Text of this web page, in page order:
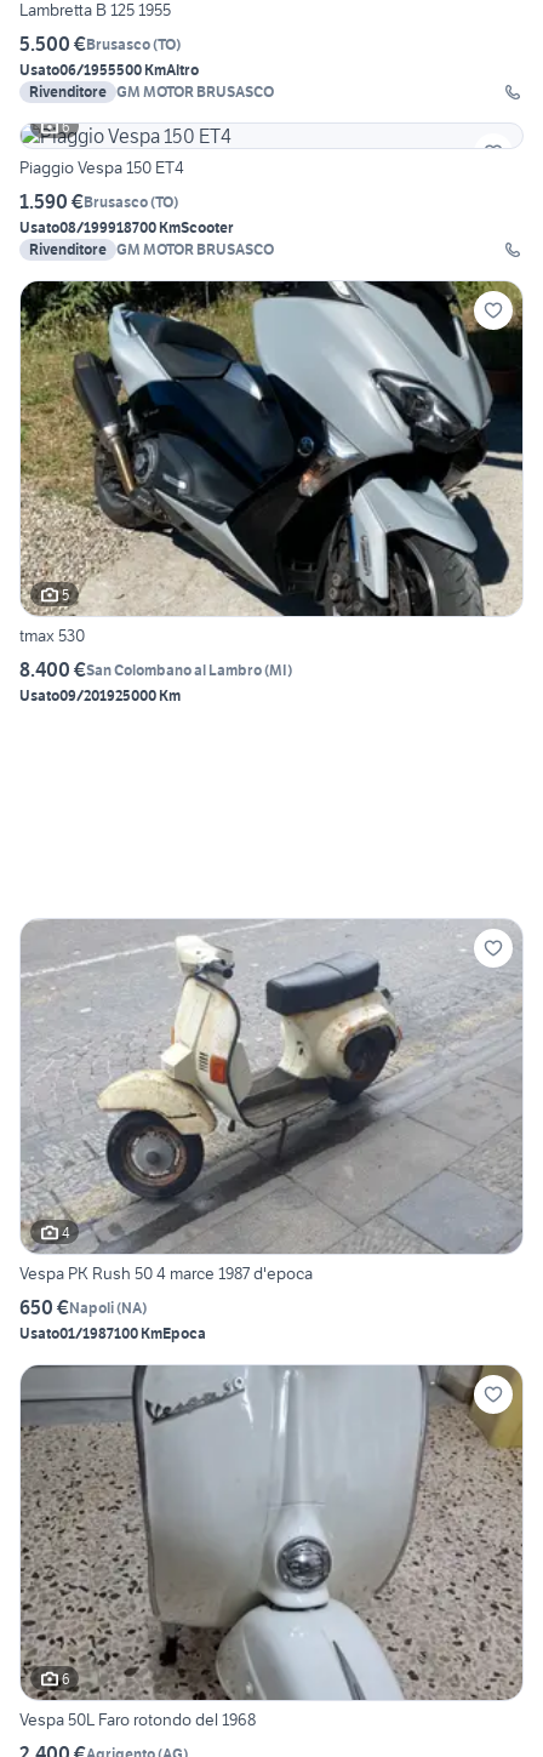
Lambretta B 125 1955
5.500 €Brusasco(TO)
Usato06/1955500 KmAltro
Rivenditore GM MOTOR BRUSASCO
6
Piaggio Vespa 150 ET4
1.590 €Brusasco(TO)
Usato08/199918700 KmScooter
Rivenditore GM MOTOR BRUSASCO
5
tmax 530
8.400 €San Colombano al Lambro(MI)
Usato09/201925000 Km
4
Vespa PK Rush 50 4 marce 1987 d'epoca
650 €Napoli(NA)
Usato01/1987100 KmEpoca
6
Vespa 50L Faro rotondo del 1968